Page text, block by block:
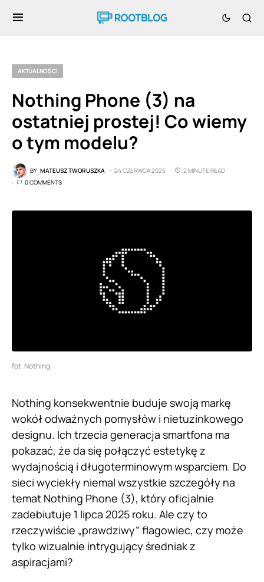
AKTUALNOŚCI
Nothing Phone (3) na
ostatniej prostej! Co wiemy
o tym modelu?
BY MATEUSZ TWORUSZKA 24 CZERWCA 2025
2 MINUTE READ
0 COMMENTS
fot. Nothing
Nothing konsekwentnie buduje swoją markę
wokół odważnych pomysłów i nietuzinkowego
designu. Ich trzecia generacja smartfona ma
pokazać, że da się połączyć estetykę z
wydajnością i długoterminowym wsparciem. Do
sieci wyciekły niemal wszystkie szczegóły na
temat Nothing Phone (3), który oficjalnie
zadebiutuje 1 lipca 2025 roku. Ale czy to
rzeczywiście „prawdziwy” flagowiec, czy może
tylko wizualnie intrygujący średniak z
aspiracjami?